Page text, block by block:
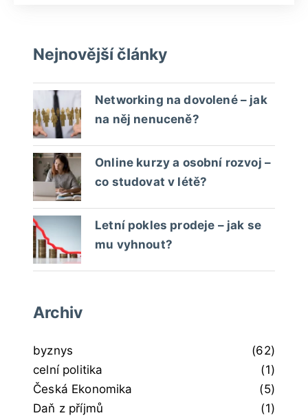
Nejnovější články
Networking na dovolené – jak
na něj nenuceně?
Online kurzy a osobní rozvoj –
co studovat v létě?
Letní pokles prodeje – jak se
mu vyhnout?
Archiv
byznys
(62)
celní politika
(1)
Česká Ekonomika
(5)
Daň z příjmů
(1)